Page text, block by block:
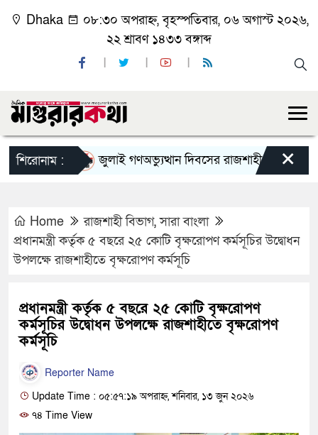
Dhaka
০৮:৩০ অপরাহ্ন, বৃহস্পতিবার, ০৬ অগাস্ট ২০২৬,
২২ শ্রাবণ ১৪৩৩ বঙ্গাব্দ
শিরোনাম : জুলাই গণঅভ্যুত্থান দিবসের রাজশাহী মহানগর×
Home রাজশাহী বিভাগ,সারা বাংলা
প্রধানমন্ত্রী কর্তৃক ৫ বছরে ২৫ কোটি বৃক্ষরোপণ কর্মসূচির উদ্বোধন
উপলক্ষে রাজশাহীতে বৃক্ষরোপণ কর্মসূচি
প্রধানমন্ত্রী কর্তৃক ৫ বছরে ২৫ কোটি বৃক্ষরোপণ
কর্মসূচির উদ্বোধন উপলক্ষে রাজশাহীতে বৃক্ষরোপণ
কর্মসূচি
Reporter Name
Update Time : ০৫:৫৭:১৯ অপরাহ্ন, শনিবার, ১৩ জুন ২০২৬
৭৪ Time View